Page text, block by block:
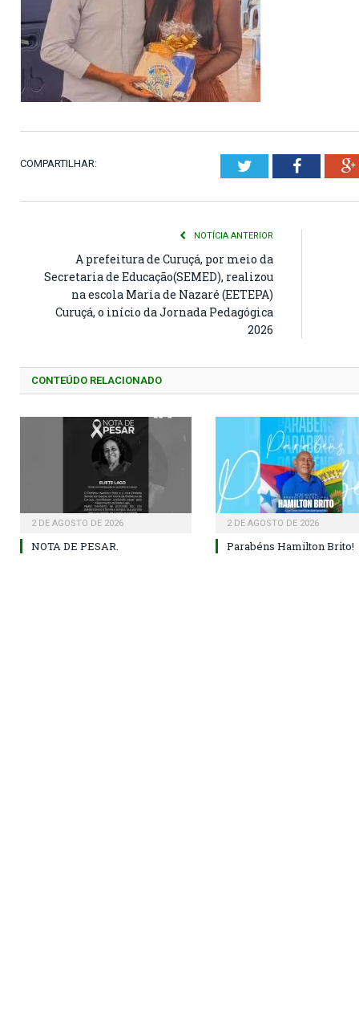
COMPARTILHAR: Twitter
NOTÍCIA ANTERIOR
A prefeitura de Curuçá, por meio da
Secretaria de Educação(SEMED), realizou
na escola Maria de Nazaré (EETEPA)
Curuçá, o início da Jornada Pedagógica
2026
CONTEÚDO RELACIONADO
2 DE AGOSTO DE 2026
NOTA DE PESAR.
2 DE AGOSTO DE 2026
Parabéns Hamilton Brito!